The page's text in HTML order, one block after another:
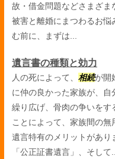
故・借金問題などさまざ
被害と離婚にまつわるお悩
む前に、まずは...
遺言書の種類と効力
人の死によって、 相続が開
に仲の良かった家族が、自
繰り広げ、骨肉の争いをす
ことによって、家族間の
遺言特有のメリットがあり
「公正証書遺言」、そして...